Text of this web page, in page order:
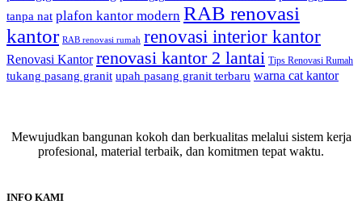
tanpa nat plafon kantor modern RAB renovasi
kantor RAB renovasi rumah renovasi interior kantor
Renovasi Kantor renovasi kantor 2 lantai Tips Renovasi Rumah
tukang pasang granit upah pasang granit terbaru warna cat kantor
Mewujudkan bangunan kokoh dan berkualitas melalui sistem kerja
profesional, material terbaik, dan komitmen tepat waktu.
INFO KAMI